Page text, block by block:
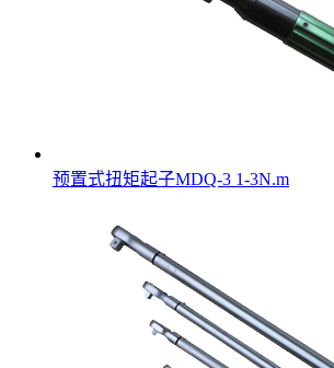
预置式扭矩起子MDQ-3 1-3N.m